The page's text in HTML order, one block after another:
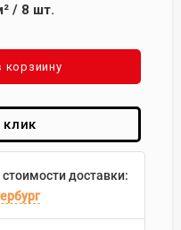
/ 8 шт.
корзиину
клик
доставки: